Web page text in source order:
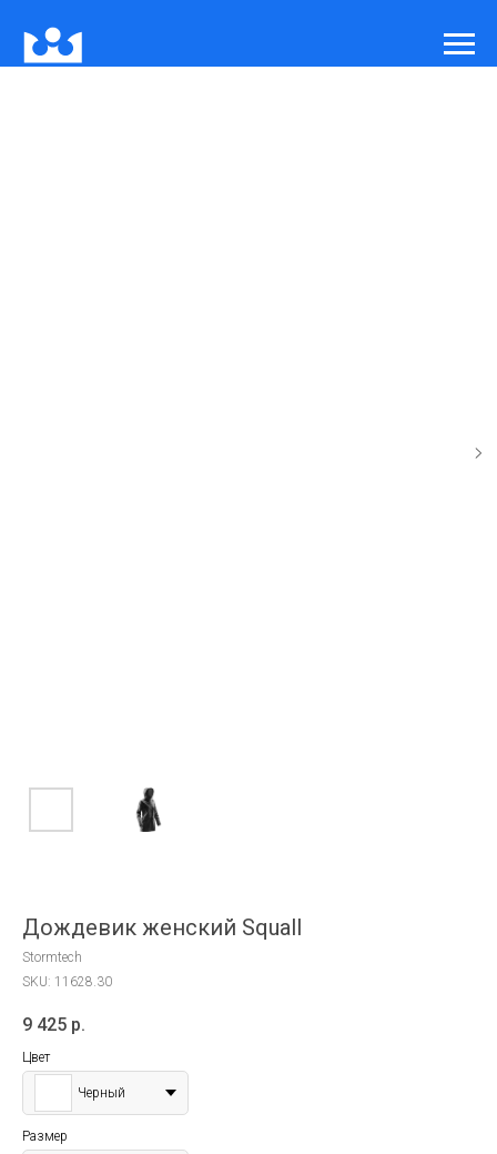
Дождевик женский Squall
Stormtech
SKU: 11628.30
9 425 р.
Цвет
Черный
Размер